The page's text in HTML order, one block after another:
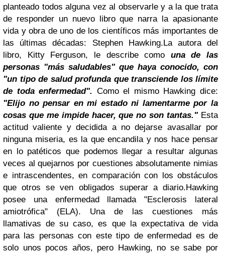
planteado todos alguna vez al observarle y a la que trata
de responder un nuevo libro que narra la apasionante
vida y obra de uno de los científicos más importantes de
las últimas décadas: Stephen Hawking.La autora del
libro, Kitty Ferguson, le describe como una de las
personas "más saludables" que haya conocido, con
"un tipo de salud profunda que transciende los límite
de toda enfermedad". Como el mismo Hawking dice:
"Elijo no pensar en mi estado ni lamentarme por la
cosas que me impide hacer, que no son tantas."Esta
actitud valiente y decidida a no dejarse avasallar por
ninguna miseria, es la que encandila y nos hace pensar
en lo patéticos que podemos llegar a resultar algunas
veces al quejarnos por cuestiones absolutamente nimias
e intrascendentes, en comparación con los obstáculos
que otros se ven obligados superar a diario.Hawking
posee una enfermedad llamada "Esclerosis lateral
amiotrófica" (ELA). Una de las cuestiones más
llamativas de su caso, es que la expectativa de vida
para las personas con este tipo de enfermedad es de
solo unos pocos años, pero Hawking, no se sabe por